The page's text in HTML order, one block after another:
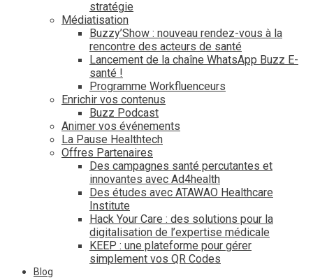
stratégie
Médiatisation
Buzzy’Show : nouveau rendez-vous à la
rencontre des acteurs de santé
Lancement de la chaîne WhatsApp Buzz E-
santé !
Programme Workfluenceurs
Enrichir vos contenus
Buzz Podcast
Animer vos événements
La Pause Healthtech
Offres Partenaires
Des campagnes santé percutantes et
innovantes avec Ad4health
Des études avec ATAWAO Healthcare
Institute
Hack Your Care : des solutions pour la
digitalisation de l’expertise médicale
KEEP : une plateforme pour gérer
simplement vos QR Codes
Blog